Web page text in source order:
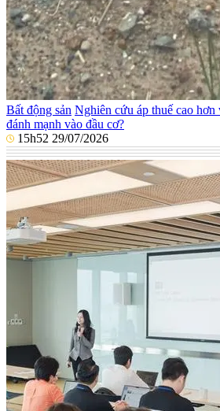
Bất động sản Nghiên cứu áp thuế cao hơn
đánh mạnh vào đầu cơ?
15h52 29/07/2026